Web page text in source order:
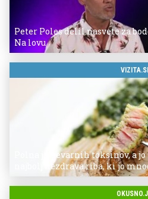
Peter Poles delil nasvete za
Na lovu
VIZITA.SI
Polna je nevarnih toksinov, a
najbolj nezdrava riba, ki jo